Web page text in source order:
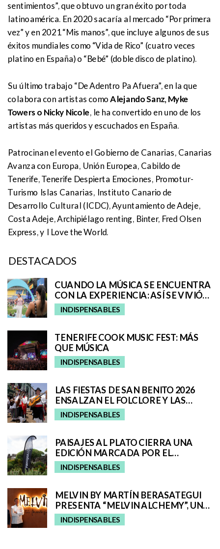
sentimientos”, que obtuvo un gran éxito por toda
latinoamérica. En 2020 sacaría al mercado “Por primera
vez” y en 2021 “Mis manos”, que incluye algunos de sus
éxitos mundiales como “Vida de Rico” (cuatro veces
platino en España) o “Bebé” (doble disco de platino).
Su último trabajo “De Adentro Pa Afuera”, en la que
colabora con artistas comoAlejando Sanz, Myke
Towers o Nicky Nicole, le ha convertido en uno de los
artistas más queridos y escuchados en España.
Patrocinan el evento el Gobierno de Canarias, Canarias
Avanza con Europa, Unión Europea, Cabildo de
Tenerife, Tenerife Despierta Emociones, Promotur-
Turismo Islas Canarias, Instituto Canario de
Desarrollo Cultural (ICDC), Ayuntamiento de Adeje,
Costa Adeje, Archipiélago renting, Binter, Fred Olsen
Express, y I Love the World.
DESTACADOS
CUANDO LA MÚSICA SE ENCUENTRA
CON LA EXPERIENCIA: ASÍ SE VIVIÓ
EL UNIVERSO REMIX DE IQOS EN EL
GRANCA LIVE FEST
INDISPENSABLES
TENERIFE COOK MUSIC FEST: MÁS
QUE MÚSICA
INDISPENSABLES
LAS FIESTAS DE SAN BENITO 2026
ENSALZAN EL FOLCLORE Y LAS
TRADICIONES DE TENERIFE E
INCORPORAN A SAN CRISTÓBAL A
INDISPENSABLES
PAISAJES AL PLATO CIERRA UNA
EDICIÓN MARCADA POR EL
TALENTO GASTRONÓMICO Y LA
INTERPRETACIÓN DEL PAISAJE
INDISPENSABLES
MELVIN BY MARTÍN BERASATEGUI
PRESENTA “MELVIN ALCHEMY”, UNA
EXPERIENCIA QUE FUSIONA ALTA
COCINA Y COCTELERÍA EN ABAMA
INDISPENSABLES